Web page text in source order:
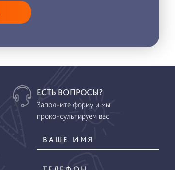
ЕСТЬ ВОПРОСЫ?
Заполните форму и мы
проконсультируем вас